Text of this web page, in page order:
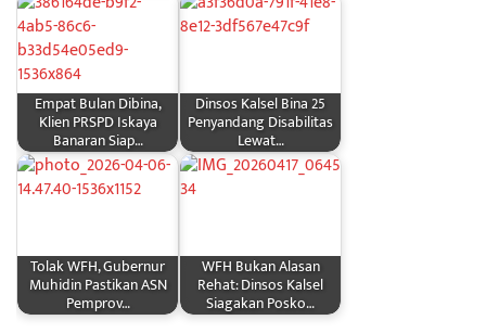
Empat Bulan Dibina,
Klien PRSPD Iskaya
Banaran Siap…
Dinsos Kalsel Bina 25
Penyandang Disabilitas
Lewat…
Tolak WFH, Gubernur
Muhidin Pastikan ASN
Pemprov…
WFH Bukan Alasan
Rehat: Dinsos Kalsel
Siagakan Posko…